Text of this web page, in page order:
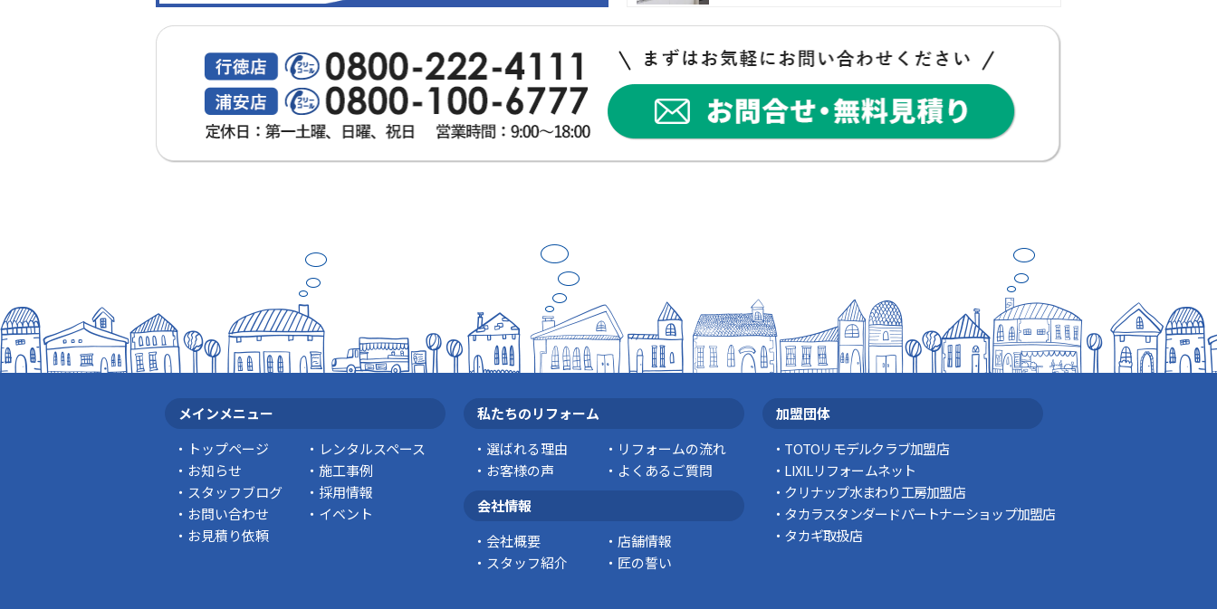
外出中でも安心！Panasonic「外でもドアホン」で防
犯対策を始めませんか？
突然ですが、こんな経験はありませんか？ 外出中に
インターホンが鳴っていた… 宅配便を受 …
豆知識
メインメニュー
トップページ
レンタルスペース
お知らせ
施工事例
スタッフブログ
採用情報
お問い合わせ
イベント
お見積り依頼
私たちのリフォーム
選ばれる理由
リフォームの流れ
お客様の声
よくあるご質問
会社情報
会社概要
店舗情報
スタッフ紹介
匠の誓い
加盟団体
TOTOリモデルクラブ加盟店
LIXILリフォームネット
クリナップ水まわり工房加盟店
タカラスタンダードパートナーショップ加盟店
タカギ取扱店